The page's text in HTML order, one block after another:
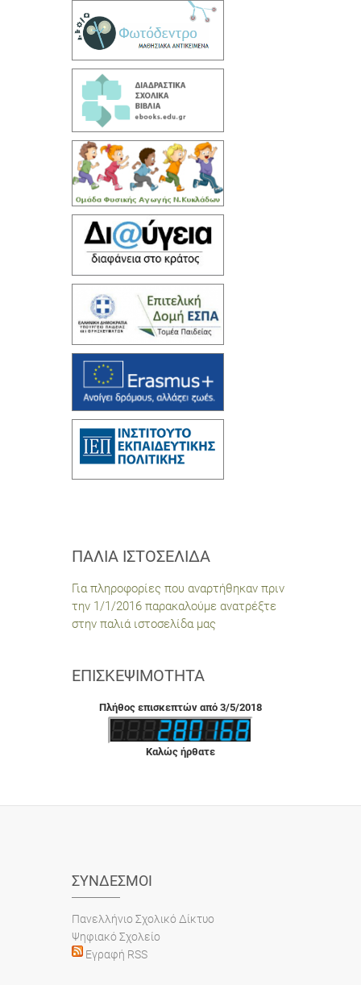
ΠΑΛΙΆ ΙΣΤΟΣΕΛΊΔΑ
Για πληροφορίες που αναρτήθηκαν πριν
την 1/1/2016 παρακαλούμε ανατρέξτε
στην παλιά ιστοσελίδα μας
ΕΠΙΣΚΕΨΙΜΌΤΗΤΑ
Πλήθος επισκεπτών από 3/5/2018
Καλώς ήρθατε
ΣΎΝΔΕΣΜΟΙ
Πανελλήνιο Σχολικό Δίκτυο
Ψηφιακό Σχολείο
Εγραφή RSS